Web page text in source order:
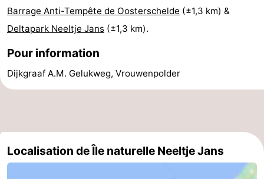
guidées
Sports
-
Piscines
-
de
Peche
-
Barrage Anti-Tempête de Oosterschelde (±1,3 km) &
Deltapark Neeltje Jans (±1,3 km).
Pour information
Dijkgraaf A.M. Gelukweg, Vrouwenpolder
Localisation de Île naturelle Neeltje Jans